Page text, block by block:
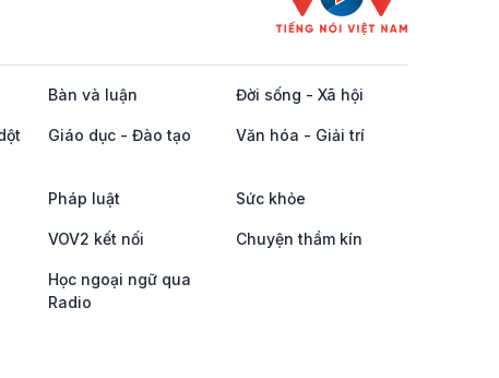
Bàn và luận Đời sống - Xã hội
Giáo dục - Đào tạo Văn hóa - Giải trí
Pháp luật Sức khỏe
VOV2 kết nối Chuyện thầm kín
Học ngoại ngữ qua
Radio